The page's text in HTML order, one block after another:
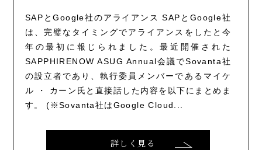
SAPとGoogle社のアライアンス SAPとGoogle社
は、完璧なタイミングでアライアンスをしたと今
年の最初に報じられました。最近開催された
SAPPHIRENOW ASUG Annual会議でSovanta社
の設立者であり、執行委員メンバーであるマイケ
ル ・ カーン氏と直接話した内容を以下にまとめま
す。 (※Sovanta社はGoogle Cloud...
詳しく見る